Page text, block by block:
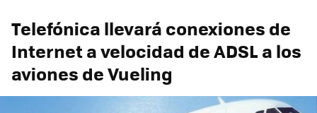
Telefónica llevará conexiones de
Internet a velocidad de ADSL a los
aviones de Vueling